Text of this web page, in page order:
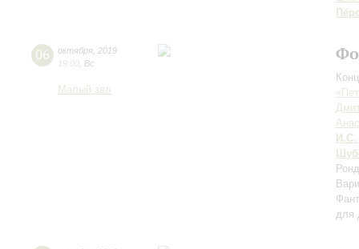
06 октября 2019
19:00 Вс
Малый зал
И.С.
для